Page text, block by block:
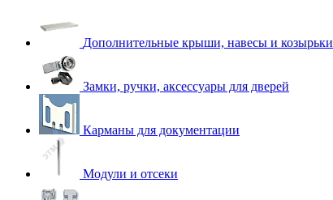
Дополнительные крыши, навесы и козырьки
Замки, ручки, аксессуары для дверей
Карманы для документации
Модули и отсеки